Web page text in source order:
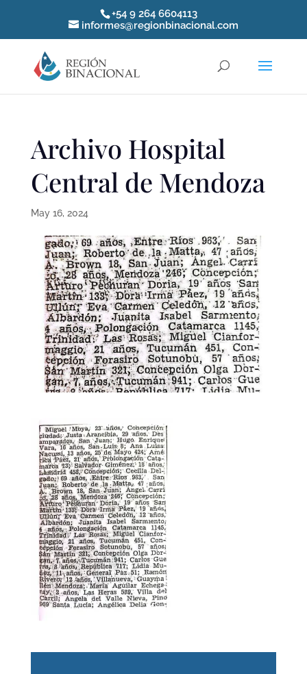
+54 9 264 6604113
informes@regionbinacional.com
Archivo Hospital
Central de Mendoza
May 16, 2024